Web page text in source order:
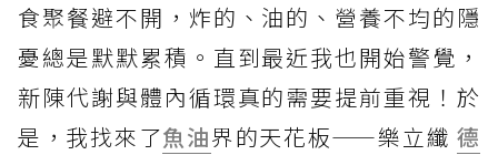
食聚餐避不開，炸的、油的、營養不均的隱
憂總是默默累積。直到最近我也開始警覺，
新陳代謝與體內循環真的需要提前重視！於
是，我找來了魚油界的天花板——樂立纖德